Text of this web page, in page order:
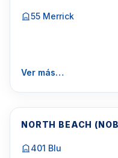
55 Merrick
Ver más…
NORTH BEACH
401 Blu